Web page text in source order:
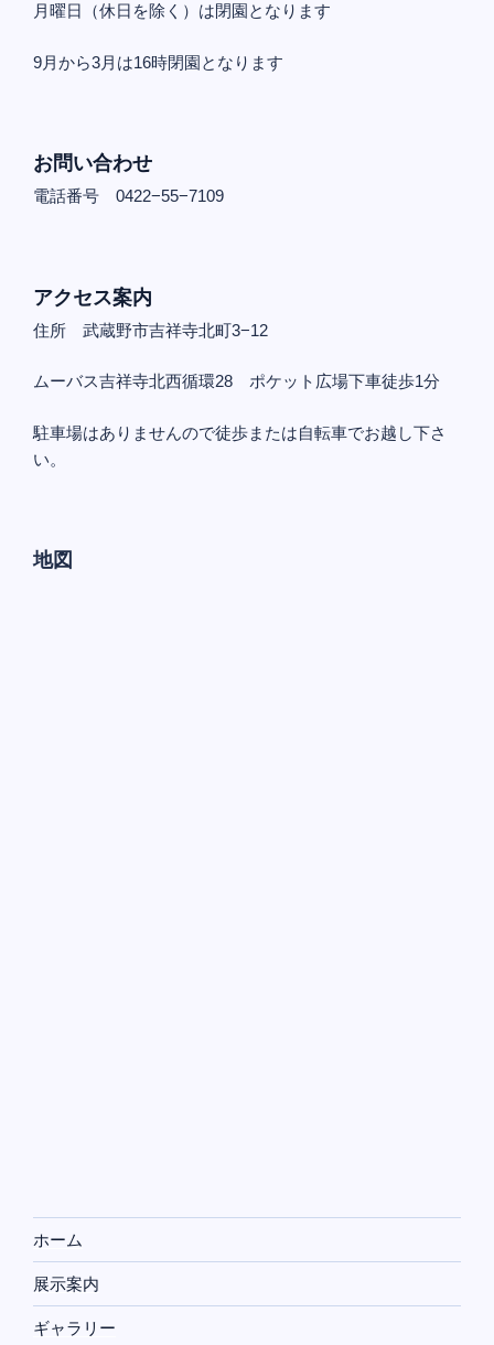
月曜日（休日を除く）は閉園となります
9月から3月は16時閉園となります
お問い合わせ
電話番号 0422−55−7109
アクセス案内
住所 武蔵野市吉祥寺北町3−12
ムーバス吉祥寺北西循環28 ポケット広場下車徒歩1分
駐車場はありませんので徒歩または自転車でお越し下さ
い。
地図
ホーム
展示案内
ギャラリー